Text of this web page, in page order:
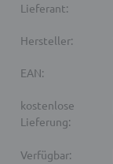
Lieferant:
Hersteller:
EAN:
kostenlose
Lieferung:
Verfügbar: